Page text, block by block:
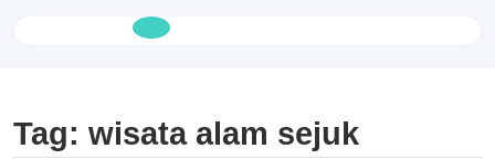
Open
Tag: wisata alam sejuk